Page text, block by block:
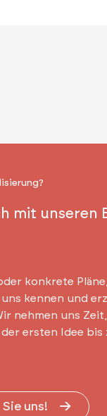
mit unseren
konkrete
kennen und
nehmen uns
ersten Idee bis
uns!